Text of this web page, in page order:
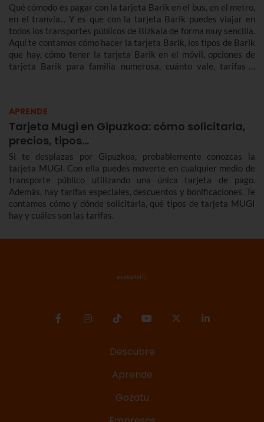
Qué cómodo es pagar con la tarjeta Barik en el bus, en el metro,
en el tranvía... Y es que con la tarjeta Barik puedes viajar en
todos los transportes públicos de Bizkaia de forma muy sencilla.
Aquí te contamos cómo hacer la tarjeta Barik, los tipos de Barik
que hay, cómo tener la tarjeta Barik en el móvil, opciones de
tarjeta Barik para familia numerosa, cuánto vale, tarifas y
APRENDE
Tarjeta Mugi en Gipuzkoa: cómo solicitarla,
precios, tipos…
Si te desplazas por Gipuzkoa, probablemente conozcas la
tarjeta MUGI. Con ella puedes moverte en cualquier medio de
transporte público utilizando una única tarjeta de pago.
Además, hay tarifas especiales, descuentos y bonificaciones. Te
contamos cómo y dónde solicitarla, qué tipos de tarjeta MUGI
hay y cuáles son las tarifas.
Descubre
Aprende
Gozatu